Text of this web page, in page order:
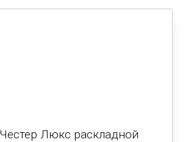
Люкс раскладной